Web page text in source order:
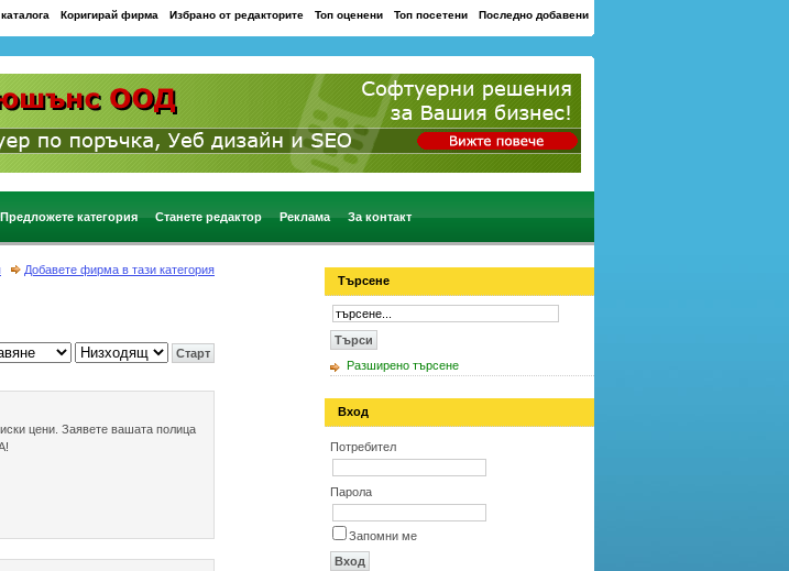
Последно добавени
Топ посетени
Топ оценени
Избрано от редакторите
Коригирай фирма
Предложете категория Станете редактор Реклама За контакт
Добавете фирма в тази категория
цени. Заявете вашата полица
Търсене
Разширено търсене
Вход
Потребител
Парола
Запомни ме